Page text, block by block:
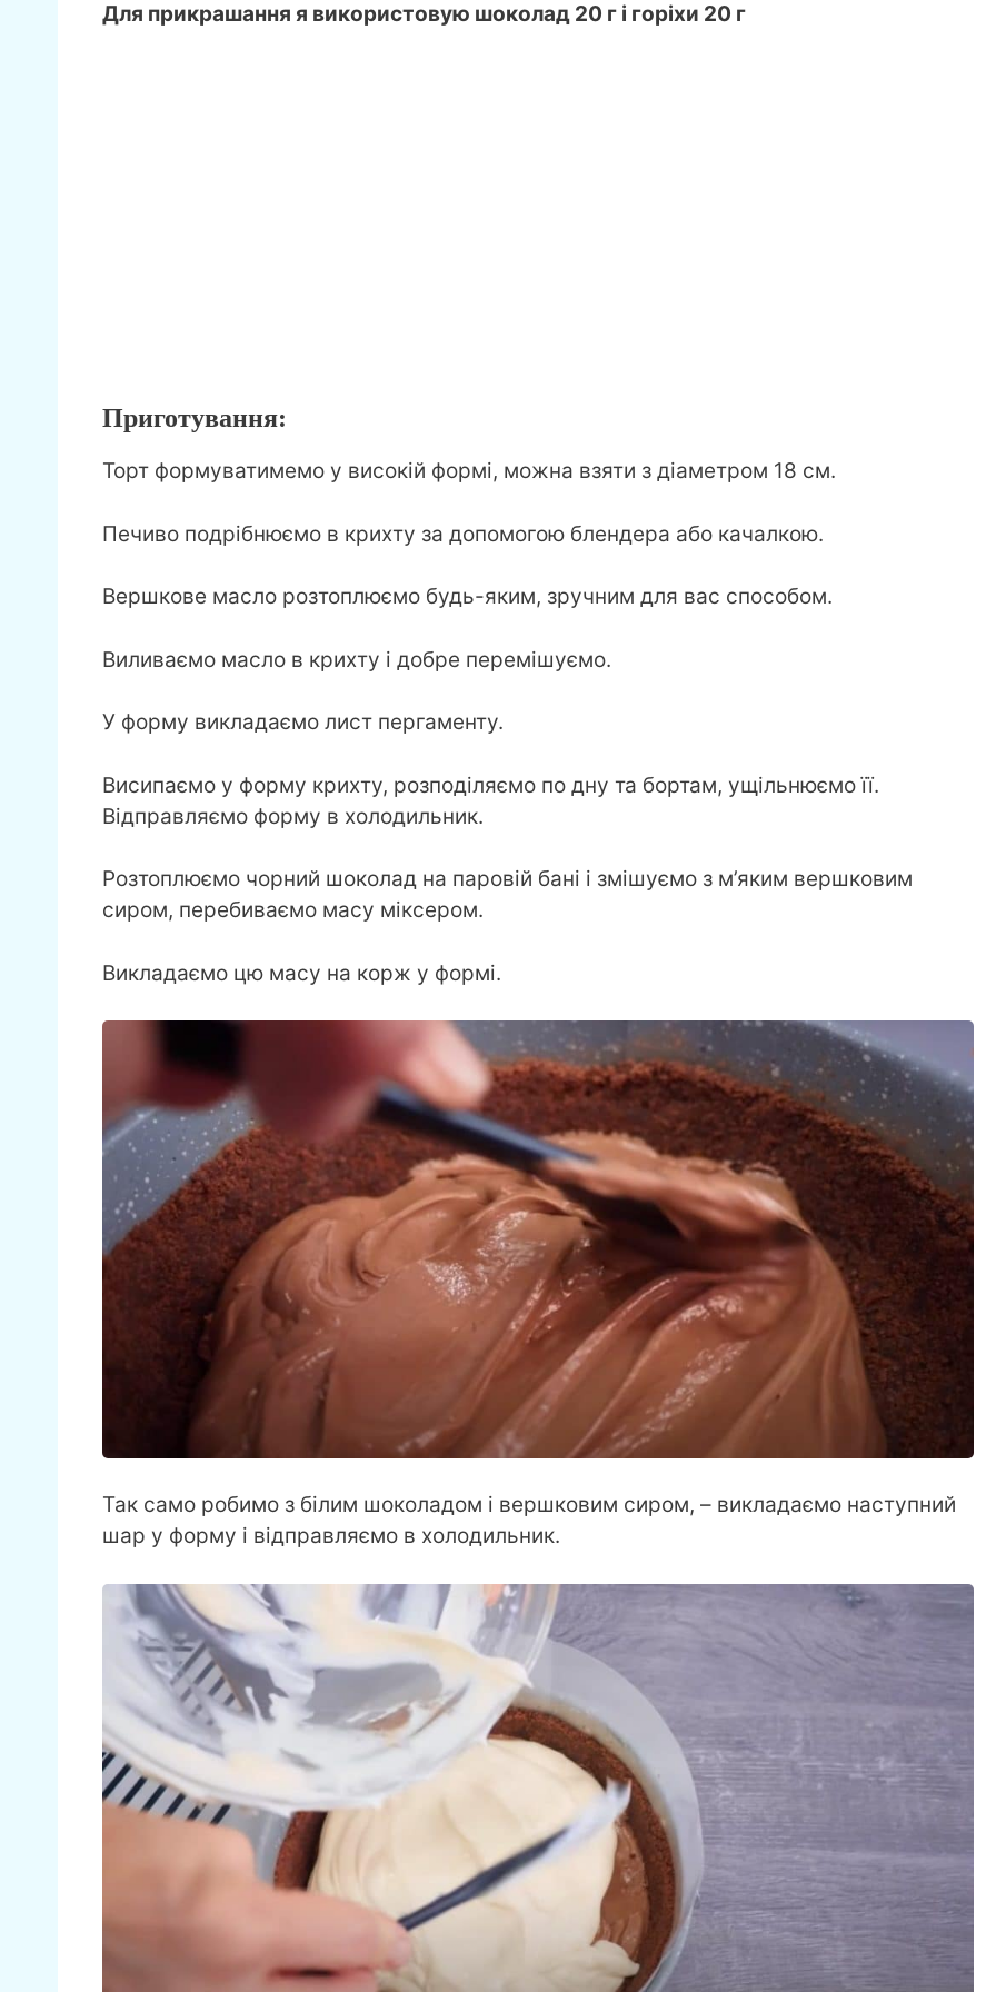
Для прикрашання я використовую шоколад 20 г і горіхи 20 г
Приготування:
Торт формуватимемо у високій формі, можна взяти з діаметром 18 см.
Печиво подрібнюємо в крихту за допомогою блендера або качалкою.
Вершкове масло розтоплюємо будь-яким, зручним для вас способом.
Виливаємо масло в крихту і добре перемішуємо.
У форму викладаємо лист пергаменту.
Висипаємо у форму крихту, розподіляємо по дну та бортам, ущільнюємо її.
Відправляємо форму в холодильник.
Розтоплюємо чорний шоколад на паровій бані і змішуємо з м’яким вершковим
сиром, перебиваємо масу міксером.
Викладаємо цю масу на корж у формі.
Так само робимо з білим шоколадом і вершковим сиром, – викладаємо наступний
шар у форму і відправляємо в холодильник.